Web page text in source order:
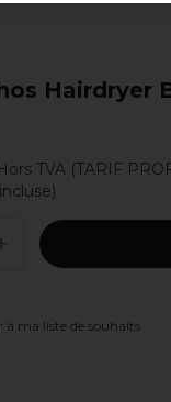
Hairdryer
TVA (TARIF
à ma liste de souhaits